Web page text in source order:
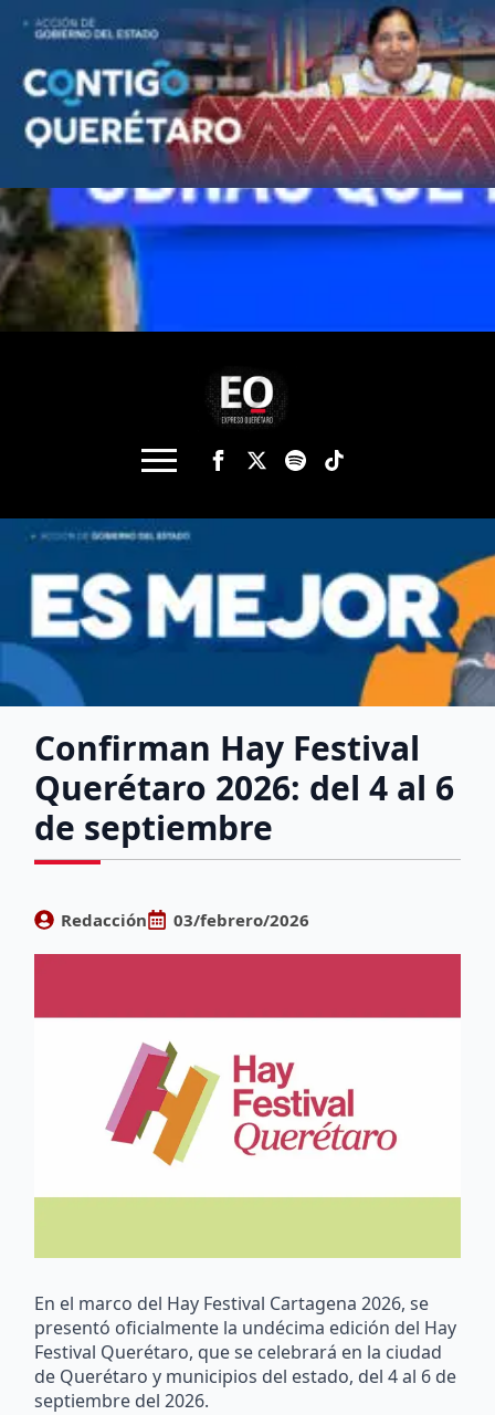
Confirman Hay Festival
Querétaro 2026: del 4 al 6
de septiembre
Redacción 03/febrero/2026
En el marco del Hay Festival Cartagena 2026, se
presentó oficialmente la undécima edición del Hay
Festival Querétaro, que se celebrará en la ciudad
de Querétaro y municipios del estado, del 4 al 6 de
septiembre del 2026.